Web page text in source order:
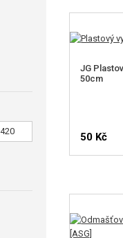
JG
50cm
50 Kč